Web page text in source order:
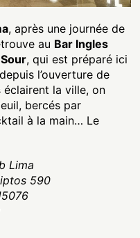
, après une journée de
au Bar Ingles
, qui est préparé ici
l’ouverture de
éclairent la ville, on
bercés par
à la main… Le
Lima
590